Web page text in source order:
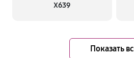
X639
Показать